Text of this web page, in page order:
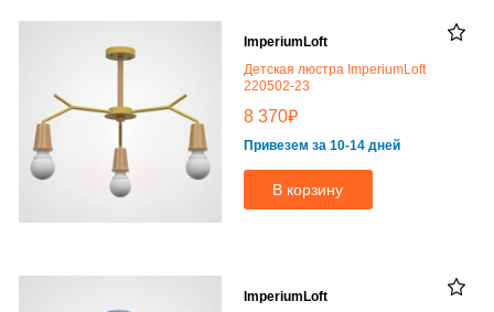
ImperiumLoft
Детская люстра ImperiumLoft
220502-23
8 370₽
Привезем за 10-14 дней
В корзину
ImperiumLoft